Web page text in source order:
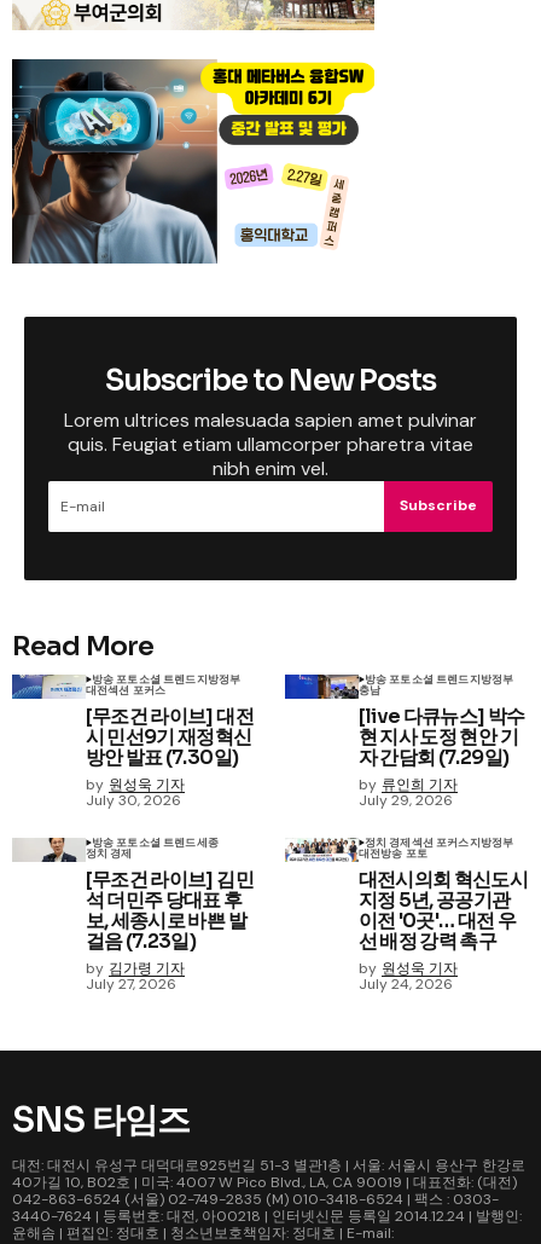
Subscribe to New Posts
Lorem ultrices malesuada sapien amet pulvinar
quis. Feugiat etiam ullamcorper pharetra vitae
nibh enim vel.
Subscribe
Read More
방송 포토소셜 트렌드지방정부
대전섹션 포커스
[무조건 라이브] 대전
시 민선9기 재정혁신
방안 발표 (7.30일)
by 원성욱 기자
July 30, 2026
방송 포토소셜 트렌드지방정부
충남
[live 다큐뉴스] 박수
현 지사 도정 현안 기
자 간담회 (7.29일)
by 류인희 기자
July 29, 2026
방송 포토소셜 트렌드세종
정치 경제
[무조건 라이브] 김민
석 더민주 당대표 후
보, 세종시로 바쁜 발
걸음 (7.23일)
by 김가령 기자
July 27, 2026
정치 경제섹션 포커스지방정부
대전방송 포토
대전시의회 혁신도시
지정 5년, 공공기관
이전 '0곳'… 대전 우
선 배정 강력 촉구
by 원성욱 기자
July 24, 2026
SNS 타임즈
대전: 대전시 유성구 대덕대로925번길 51-3 별관1층 | 서울: 서울시 용산구 한강로
40가길 10, B02호 | 미국: 4007 W Pico Blvd., LA, CA 90019 | 대표전화: (대전)
042-863-6524 (서울) 02-749-2835 (M) 010-3418-6524 | 팩스 : 0303-
3440-7624 | 등록번호: 대전, 아00218 | 인터넷신문 등록일 2014.12.24 | 발행인:
윤해솜 | 편집인: 정대호 | 청소년보호책임자: 정대호 | E-mail: